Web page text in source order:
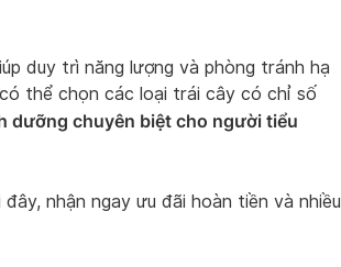
duy trì năng lượng và phòng tránh hạ
thể chọn các loại trái cây có chỉ số
dưỡng chuyên biệt cho người tiểu
nhận ngay ưu đãi hoàn tiền và nhiều